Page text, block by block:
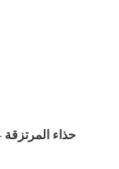
حذاء المرتزقة